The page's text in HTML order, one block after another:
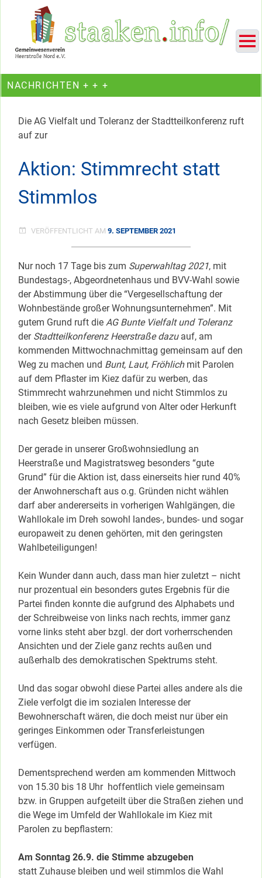
Ein Projekt des Gemeinwesenvereins Heerstraße Nord
NACHRICHTEN + + +
Die AG Vielfalt und Toleranz der Stadtteilkonferenz ruft
auf zur
Aktion: Stimmrecht statt
Stimmlos
VERÖFFENTLICHT AM 9. SEPTEMBER 2021
Nur noch 17 Tage bis zum Superwahltag 2021, mit
Bundestags-, Abgeordnetenhaus und BVV-Wahl sowie
der Abstimmung über die “Vergesellschaftung der
Wohnbestände großer Wohnungsunternehmen”. Mit
gutem Grund ruft die AG Bunte Vielfalt und Toleranz
der Stadtteilkonferenz Heerstraße dazu auf, am
kommenden Mittwochnachmittag gemeinsam auf den
Weg zu machen und Bunt, Laut, Fröhlichmit Parolen
auf dem Pflaster im Kiez dafür zu werben, das
Stimmrecht wahrzunehmen und nicht Stimmlos zu
bleiben, wie es viele aufgrund von Alter oder Herkunft
nach Gesetz bleiben müssen.
Der gerade in unserer Großwohnsiedlung an
Heerstraße und Magistratsweg besonders “gute
Grund” für die Aktion ist, dass einerseits hier rund 40%
der Anwohnerschaft aus o.g. Gründen nicht wählen
darf aber andererseits in vorherigen Wahlgängen, die
Wahllokale im Dreh sowohl landes-, bundes- und sogar
europaweit zu denen gehörten, mit den geringsten
Wahlbeteiligungen!
Kein Wunder dann auch, dass man hier zuletzt – nicht
nur prozentual ein besonders gutes Ergebnis für die
Partei finden konnte die aufgrund des Alphabets und
der Schreibweise von links nach rechts, immer ganz
vorne links steht aber bzgl. der dort vorherrschenden
Ansichten und der Ziele ganz rechts außen und
außerhalb des demokratischen Spektrums steht.
Und das sogar obwohl diese Partei alles andere als die
Ziele verfolgt die im sozialen Interesse der
Bewohnerschaft wären, die doch meist nur über ein
geringes Einkommen oder Transferleistungen
verfügen.
Dementsprechend werden am kommenden Mittwoch
von 15.30 bis 18 Uhr hoffentlich viele gemeinsam
bzw. in Gruppen aufgeteilt über die Straßen ziehen und
die Wege im Umfeld der Wahllokale im Kiez mit
Parolen zu bepflastern:
Am Sonntag 26.9. die Stimme abzugeben
statt Zuhause bleiben und weil stimmlos die Wahl